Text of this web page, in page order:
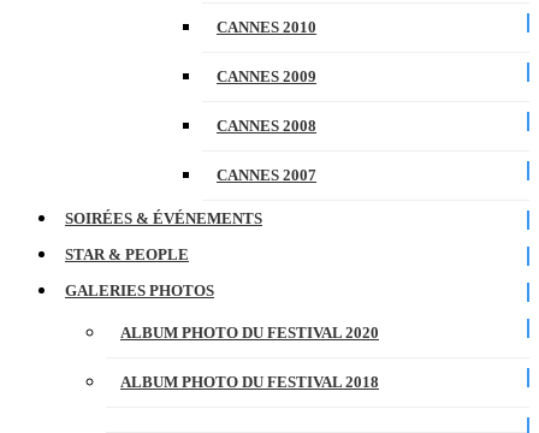
CANNES 2010
CANNES 2009
CANNES 2008
CANNES 2007
SOIRÉES & ÉVÉNEMENTS
STAR & PEOPLE
GALERIES PHOTOS
ALBUM PHOTO DU FESTIVAL 2020
ALBUM PHOTO DU FESTIVAL 2018